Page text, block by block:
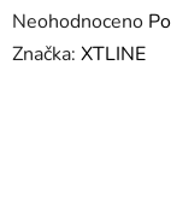
Průměrné
hodnocení
Neohodnoceno
Značka: XTLINE